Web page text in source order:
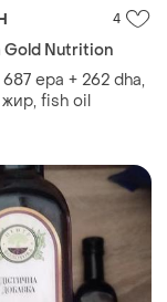
4
Gold Nutrition
epa + 262 dha,
fish oil